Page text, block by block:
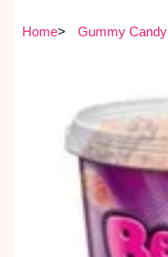
Home> Gummy Candy